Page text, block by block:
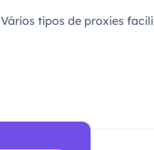
Vários tipos de proxies